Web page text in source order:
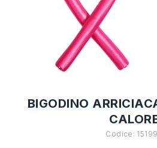
BIGODINO
Codice: